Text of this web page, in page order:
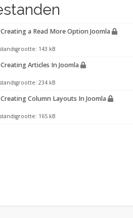
a Read More Option Joomla
143 kB
Articles In Joomla
234 kB
Column Layouts In Joomla
165 kB